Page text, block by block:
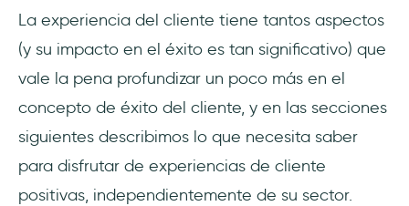
La experiencia del cliente tiene tantos aspectos
(y su impacto en el éxito es tan significativo) que
vale la pena profundizar un poco más en el
concepto de éxito del cliente, y en las secciones
siguientes describimos lo que necesita saber
para disfrutar de experiencias de cliente
positivas, independientemente de su sector.